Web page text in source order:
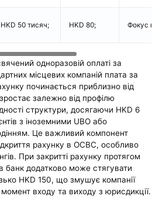
HKD 50 тисяч; HKD 80; Фокус на
одноразовій оплаті за
місцевих компаній плата за
починається приблизно від
залежно від профілю
структури, досягаючи HKD 6
з іноземними UBO або
Це важливий компонент
рахунку в OCBC, особливо
При закритті рахунку протягом
банк додатково може стягувати
HKD 150, що змушує компанії
входу та виходу з юрисдикції.